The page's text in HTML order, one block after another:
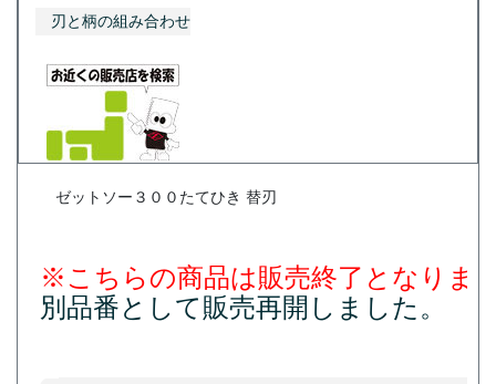
刃と柄の組み合わせ
ゼットソー３００たてひき 替刃
※こちらの商品は販売終了となりま
別品番として販売再開しました。